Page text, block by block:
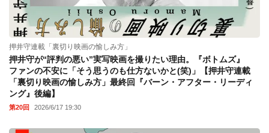
押井守連載「裏切り映画の愉しみ方」
押井守が“評判の悪い”実写映画を撮りたい理由。『ボトムズ』
ファンの不安に「そう思うのも仕方ないかと(笑)」【押井守連載
「裏切り映画の愉しみ方」最終回『バーン・アフター・リーディ
ング』後編】
第20回 2026/6/17 19:30